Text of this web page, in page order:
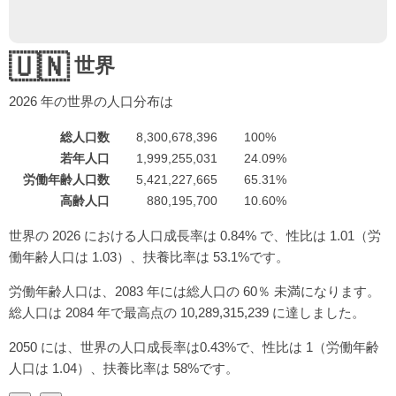
🇺🇳世界
2026 年の世界の人口分布は
総人口数 8,300,678,396
100%
若年人口
1,999,255,031
24.09%
労働年齢人口数
5,421,227,665
65.31%
高齢人口
880,195,700 10.60%
世界の 2026 における人口成長率は 0.84% で、性比は 1.01（労
働年齢人口は 1.03）、扶養比率は 53.1%です。
労働年齢人口は、2083 年には総人口の 60％ 未満になります。
総人口は 2084 年で最高点の 10,289,315,239 に達しました。
2050 には、世界の人口成長率は0.43%で、性比は 1（労働年齢
人口は 1.04）、扶養比率は 58%です。